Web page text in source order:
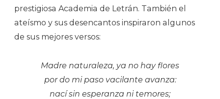
prestigiosa Academia de Letrán. También el
ateísmo y sus desencantos inspiraron algunos
de sus mejores versos:
Madre naturaleza, ya no hay flores
por do mi paso vacilante avanza:
nací sin esperanza ni temores;